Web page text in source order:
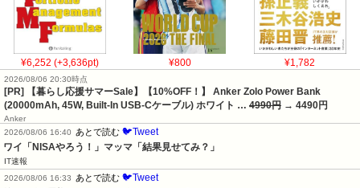
¥6,252 (+3,636pt) ¥800 ¥1,782
2026/08/06 20:30時点
[PR] 【暮らし応援サマーSale】【10%OFF！】 Anker Zolo Power Bank
(20000mAh, 45W, Built-In USB-Cケーブル) ホワイト … 4990円 → 4490円
Anker
2026/08/06 16:40
あとで読む 🐦Tweet
ワイ「NISAやろう！」マッマ「結果見せてみ？」
IT速報
2026/08/06 16:33
あとで読む 🐦Tweet